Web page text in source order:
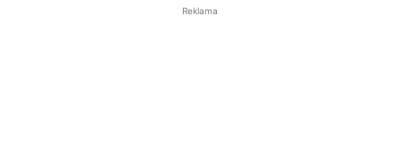
Reklama